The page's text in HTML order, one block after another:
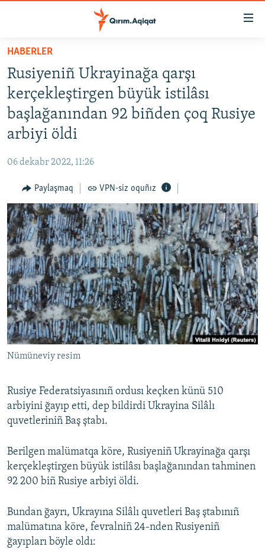
Esas
qaytmaq
Baş
navigatsiyağa
qaytmaq
Qıdıruvğa
SİYASET
İQTİSADİYAT
CEMİYET
İNSAN AQLARI
VİDEO
SÜRET
BLOGLAR
FİKİR
Русский
Українською
QOŞULIÑIZ!
RFE/RS bütün saytları
HABERLER
Rusiyeniñ Ukrayinağa qarşı
kerçekleştirgen büyük istilâsı
başlağanından 92 biñden çoq Rusiye
arbiyi öldi
06 dekabr 2022, 11:26
Paylaşmaq VPN-siz oquñız
Nümüneviy resim
Rusiye Federatsiyasınıñ ordusı keçken künü 510
arbiyini ğayıp etti, dep bildirdi Ukrayina Silâlı
quvetleriniñ Baş ştabı.
Berilgen malümatqa köre, Rusiyeniñ Ukrayinağa qarşı
kerçekleştirgen büyük istilâsı başlağanından tahminen
92 200 biñ Rusiye arbiyi öldi.
Bundan ğayrı, Ukrayına Silâlı quvetleri Baş ştabınıñ
malümatına köre, fevralniñ 24-nden Rusiyeniñ
ğayıpları böyle oldı: